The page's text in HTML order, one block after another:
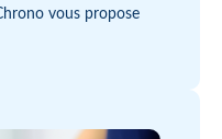
vous propose